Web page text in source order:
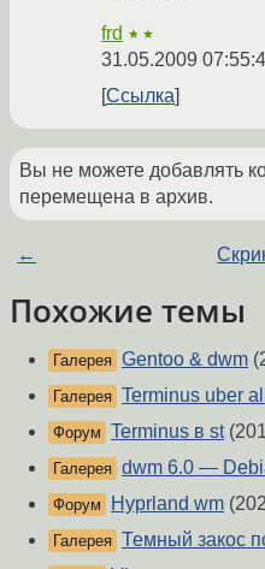
frd ★★
31.05.2009
Ссылка
Вы не можете добавлять
перемещена в архив.
←
Похожие темы
Галерея Gentoo & dwm
Галерея Terminus uber
Форум Terminus в st
Галерея dwm 6.0 —
Форум Hyprland wm
Галерея Темный закос